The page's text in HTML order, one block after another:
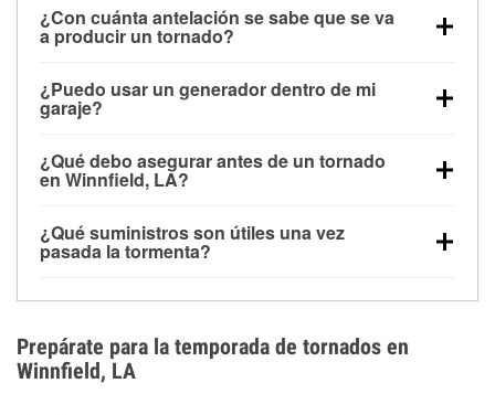
¿Con cuánta antelación se sabe que se va
a producir un tornado?
apenas previo aviso. Las alertas pueden emitirse
minutos antes de que toquen tierra, por lo que es
¿Puedo usar un generador dentro de mi
garaje?
una distancia mínima de 20 pies de puertas y
ventanas, para evitar la acumulación de monóxido
¿Qué debo asegurar antes de un tornado
en Winnfield, LA?
trampolines y cualquier objeto suelto del jardín
deben asegurarse o guardarse para reducir la
¿Qué suministros son útiles una vez
pasada la tormenta?
ayudan a reducir el riesgo de lesiones durante las
labores de limpiezas.
Prepárate para la temporada de tornados en
Winnfield, LA